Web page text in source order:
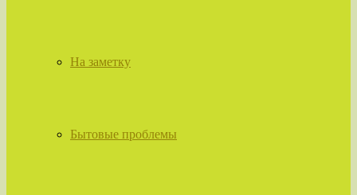
На заметку
Бытовые проблемы